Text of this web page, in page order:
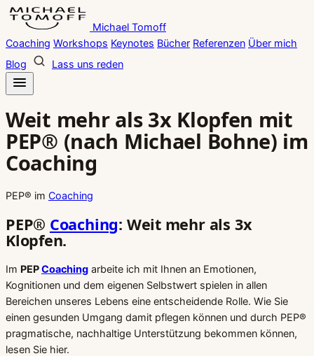
Zum
Inhalt
springen
Michael Tomoff
Coaching Workshops Keynotes Bücher Referenzen Über mich
Blog
Lass uns reden
Weit mehr als 3x Klopfen mit
PEP® (nach Michael Bohne) im
Coaching
PEP® im Coaching
PEP® Coaching: Weit mehr als 3x
Klopfen.
Im PEPCoaching arbeite ich mit Ihnen an Emotionen,
Kognitionen und dem eigenen Selbstwert spielen in allen
Bereichen unseres Lebens eine entscheidende Rolle. Wie Sie
einen gesunden Umgang damit pflegen können und durch PEP®
pragmatische, nachhaltige Unterstützung bekommen können,
lesen Sie hier.